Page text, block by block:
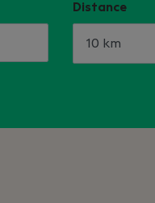
Distance